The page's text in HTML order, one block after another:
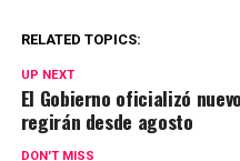
RELATED TOPICS:
UP NEXT
El Gobierno oficializó
regirán desde agosto
DON'T MISS